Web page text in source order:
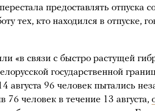
предоставлять отпуска
тех, кто находился в отпуске,
«в связи с быстро растущей
государственной
августа 96 человек пытались
76 человек в течение 13 августа,